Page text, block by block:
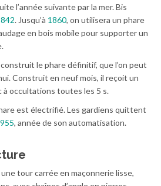
l’année suivante par la mer. Bis
. Jusqu’à 1860, on utilisera un phare
en bois mobile pour supporter un
le phare définitif, que l’on peut
Construit en neuf mois, il reçoit un
à occultations toutes les 5 s.
est électrifié. Les gardiens quittent
, année de son automatisation.
tour carrée en maçonnerie lisse,